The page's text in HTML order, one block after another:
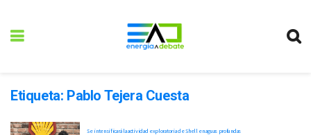
Etiqueta: Pablo Tejera Cuesta
Se intensificará la actividad exploratoria de Shell en aguas profundas